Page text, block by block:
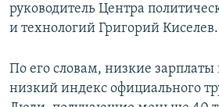
руководитель Центра
и технологий Григорий Киселев.
По его словам, низкие
низкий индекс официального